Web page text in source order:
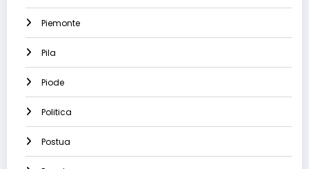
Piemonte
Pila
Piode
Politica
Postua